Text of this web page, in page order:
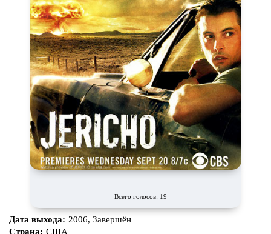
Всего голосов: 19
Дата выхода: 2006, Завершён
Страна: США